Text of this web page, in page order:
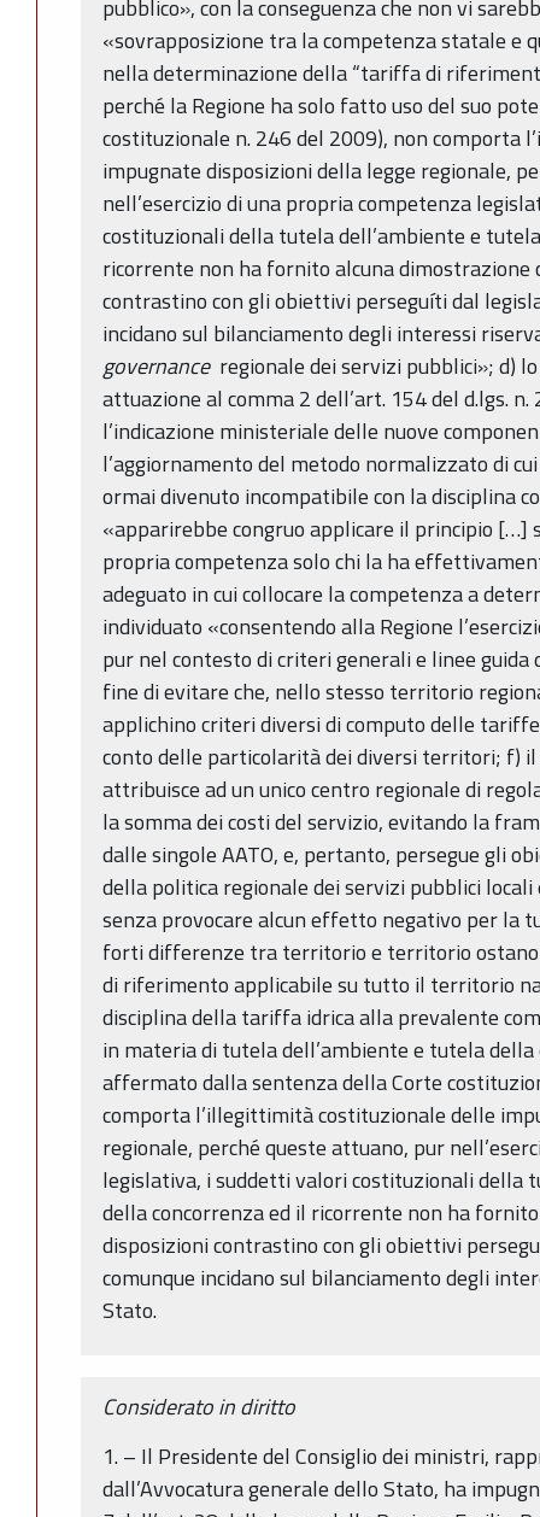
pubblico», con la conseguenza che non vi
«sovrapposizione tra la competenza statale e
nella determinazione della “tariffa di
perché la Regione ha solo fatto uso del suo
costituzionale n. 246 del 2009), non comporta
impugnate disposizioni della legge regionale,
nell’esercizio di una propria competenza
costituzionali della tutela dell’ambiente e
ricorrente non ha fornito alcuna dimostrazione
contrastino con gli obiettivi perseguíti dal
incidano sul bilanciamento degli interessi
governance regionale dei servizi pubblici»; d)
attuazione al comma 2 dell’art. 154 del d.lgs.
l’indicazione ministeriale delle nuove
l’aggiornamento del metodo normalizzato di
ormai divenuto incompatibile con la disciplina
«apparirebbe congruo applicare il principio […]
propria competenza solo chi la ha
adeguato in cui collocare la competenza a
individuato «consentendo alla Regione
pur nel contesto di criteri generali e linee guida
fine di evitare che, nello stesso territorio
applichino criteri diversi di computo delle
conto delle particolarità dei diversi territori; f) il
attribuisce ad un unico centro regionale di
la somma dei costi del servizio, evitando la
dalle singole AATO, e, pertanto, persegue gli
della politica regionale dei servizi pubblici
senza provocare alcun effetto negativo per la
forti differenze tra territorio e territorio ostano
di riferimento applicabile su tutto il territorio
disciplina della tariffa idrica alla prevalente
in materia di tutela dell’ambiente e tutela della
affermato dalla sentenza della Corte
comporta l’illegittimità costituzionale delle
regionale, perché queste attuano, pur
legislativa, i suddetti valori costituzionali della
della concorrenza ed il ricorrente non ha
disposizioni contrastino con gli obiettivi
comunque incidano sul bilanciamento degli
Stato.
Considerato in diritto
1. – Il Presidente del Consiglio dei ministri,
dall’Avvocatura generale dello Stato, ha